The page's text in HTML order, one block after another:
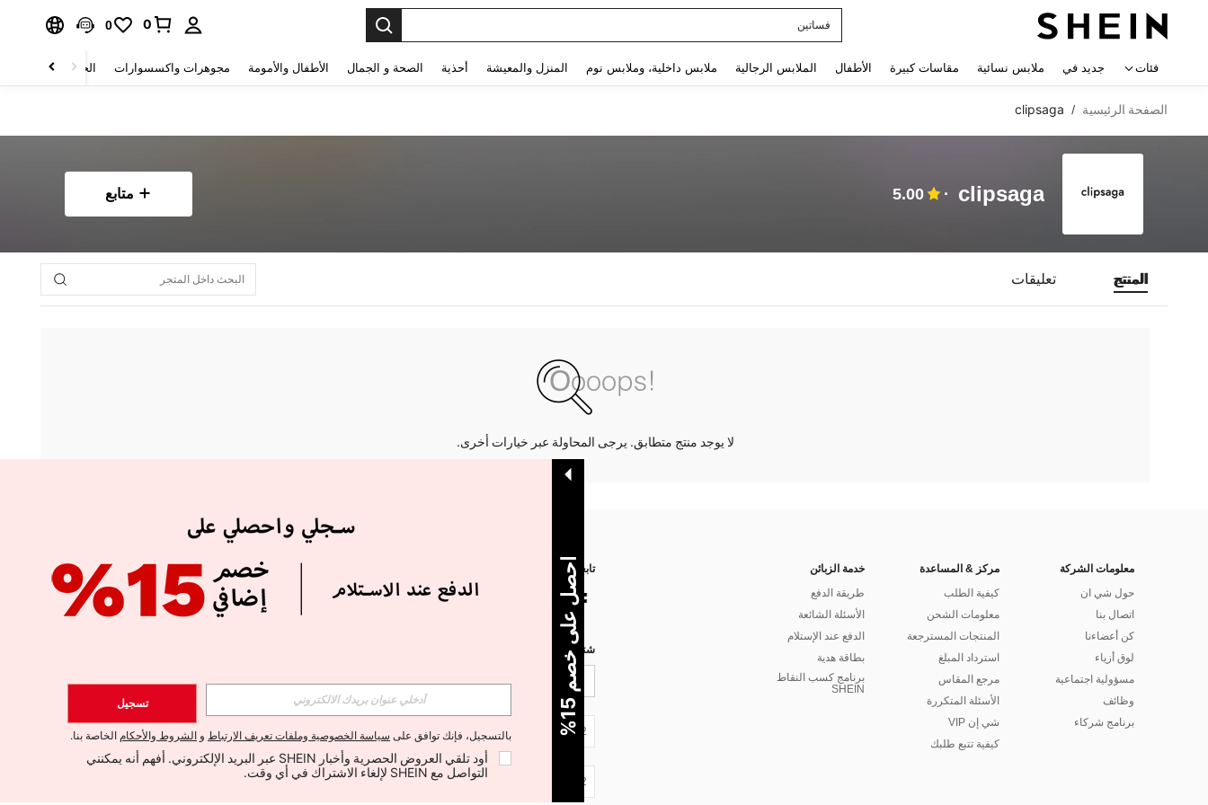
فساتين
0
0
فئات جديد في ملابس نسائية مقاسات كبيرة الأطفال الملابس الرجالية ملابس داخلية، وملابس نوم المنزل والمعيشة أحذية الصحة و الجمال الأطفال والأمومة مجوهرات واكسسوارات الحقائب والأمتعة
الصفحة الرئيسية /
clipsaga
clipsaga
5.00 متابع
المنتج تعليقات
لا يوجد منتج متطابق. يرجى المحاولة عبر خيارات أخرى.
معلومات الشركة
حول شي ان
اتصال بنا
كن أعضاءنا
لوق أزياء
مسؤولية اجتماعية
وظائف
برنامج شركاء
مركز & المساعدة
كيفية الطلب
معلومات الشحن
المنتجات المسترجعة
استرداد المبلغ
مرجع المقاس
الأسئلة المتكررة
شي إن VIP
كيفية تتبع طلبك
خدمة الزبائن
طريقة الدفع
الأسئلة الشائعة
الدفع عند الإستلام
بطاقة هدية
برنامج كسب النقاط
SHEIN
تابعنا على
شتركي مع شي إن لتصلك أخبار الموضة
الإشتراك
JO + 962 اشتراك
JO + 962
ا
ح
ص
ل
ع
ل
ى
خ
ص
م
1
5
%
تسجيل
بالتسجيل، فإنك توافق على سياسة الخصوصية وملفات تعريف الارتباط و الشروط والأحكام الخاصة بنا.
أود تلقي العروض الحصرية وأخبار SHEIN عبر البريد الإلكتروني. أفهم أنه يمكنني
التواصل مع SHEIN لإلغاء الاشتراك في أي وقت.